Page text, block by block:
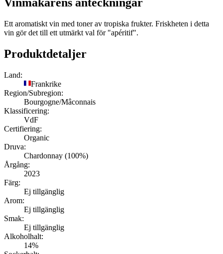
Ett aromatiskt vin med toner av tropiska frukter. Friskheten i detta
vin gör det till ett utmärkt val för "apéritif".
Produktdetaljer
Land:
Frankrike
Region/Subregion:
Bourgogne/Mâconnais
Klassificering:
VdF
Certifiering:
Organic
Druva:
Chardonnay (100%)
Årgång:
2023
Färg:
Ej tillgänglig
Arom:
Ej tillgänglig
Smak:
Ej tillgänglig
Alkoholhalt:
14%